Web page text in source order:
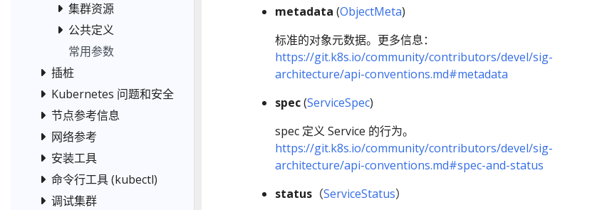
集群资源
公共定义
常用参数
插桩
Kubernetes 问题和安全
节点参考信息
网络参考
安装工具
命令行工具 (kubectl)
调试集群
metadata (ObjectMeta)
标准的对象元数据。更多信息：
https://git.k8s.io/community/contributors/devel/sig-
architecture/api-conventions.md#metadata
spec(ServiceSpec)
spec 定义 Service 的行为。
https://git.k8s.io/community/contributors/devel/sig-
architecture/api-conventions.md#spec-and-status
status（ServiceStatus）